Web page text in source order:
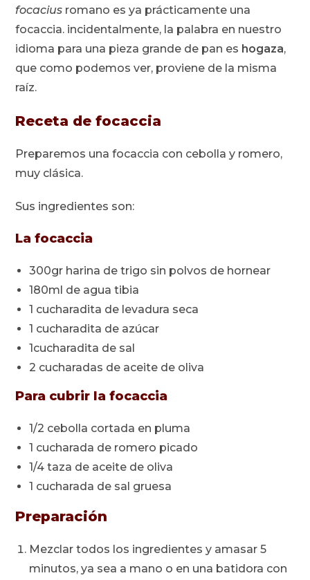
focacius romano es ya prácticamente una
focaccia. incidentalmente, la palabra en nuestro
idioma para una pieza grande de pan es hogaza,
que como podemos ver, proviene de la misma
raíz.
Receta de focaccia
Preparemos una focaccia con cebolla y romero,
muy clásica.
Sus ingredientes son:
La focaccia
300gr harina de trigo sin polvos de hornear
180ml de agua tibia
1 cucharadita de levadura seca
1 cucharadita de azúcar
1cucharadita de sal
2 cucharadas de aceite de oliva
Para cubrir la focaccia
1/2 cebolla cortada en pluma
1 cucharada de romero picado
1/4 taza de aceite de oliva
1 cucharada de sal gruesa
Preparación
Mezclar todos los ingredientes y amasar 5
minutos, ya sea a mano o en una batidora con